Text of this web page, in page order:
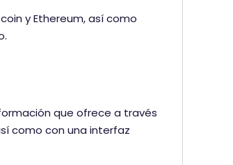
y Ethereum, así como
que ofrece a través
como con una interfaz